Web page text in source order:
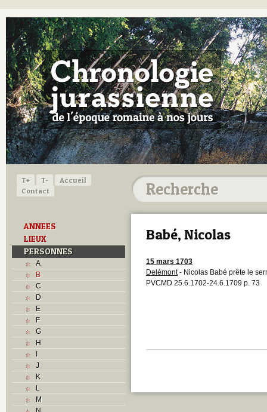
T+ T-
Accueil
Contact
ANNEES
LIEUX
PERSONNES
A
B
C
D
E
F
G
H
I
J
K
L
M
Babé, Nicolas
15 mars 1703
Delémont- Nicolas Babé prête le
PVCMD 25.6.1702-24.6.1709 p. 73